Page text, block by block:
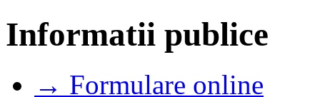
Informatii publice
→ Formulare online